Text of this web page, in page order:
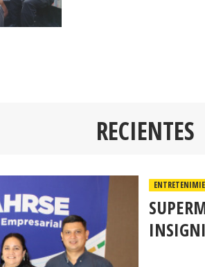
RECIENTES